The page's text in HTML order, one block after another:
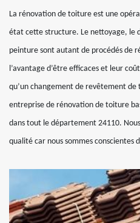
La rénovation de toiture est une
état cette structure. Le nettoyage, le
peinture sont autant de procédés de
l’avantage d’être efficaces et leur
qu’un changement de revêtement
entreprise de rénovation de toiture
dans tout le département 24110.
qualité car nous sommes conscientes